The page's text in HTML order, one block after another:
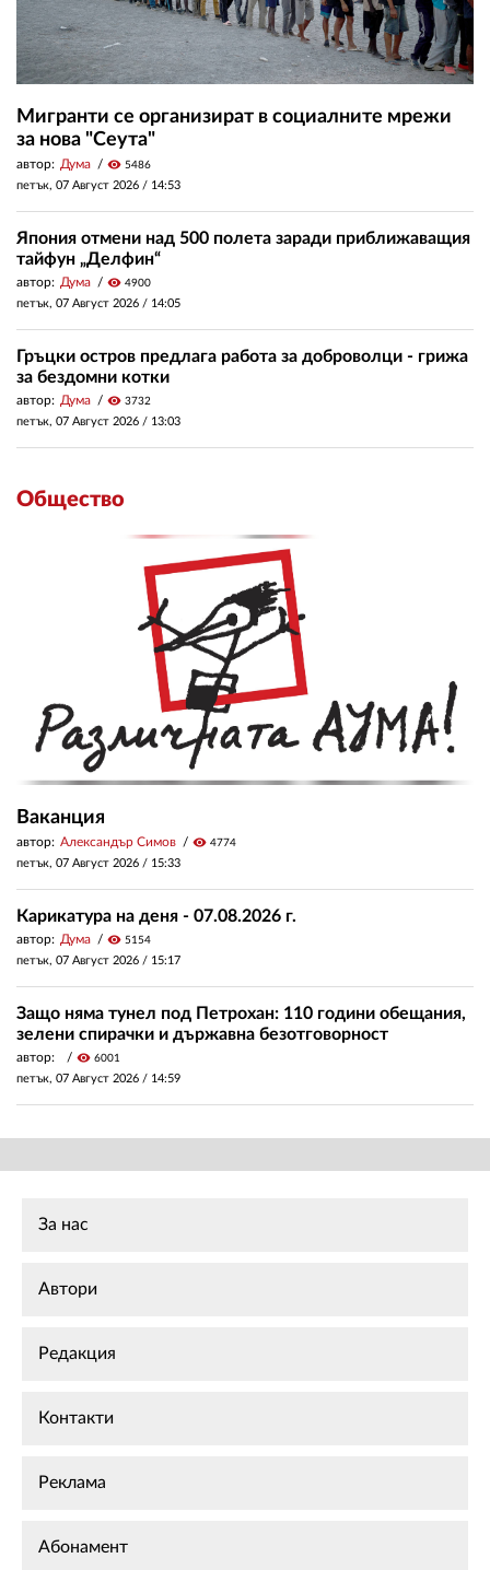
Мигранти се организират в социалните мрежи
за нова "Сеута"
автор: Дума visibility 5486
петък, 07 Август 2026 / 14:53
Япония отмени над 500 полета заради приближаващия
тайфун „Делфин“
автор: Дума visibility 4900
петък, 07 Август 2026 / 14:05
Гръцки остров предлага работа за доброволци - грижа
за бездомни котки
автор: Дума visibility 3732
петък, 07 Август 2026 / 13:03
Общество
Ваканция
автор: Александър Симов visibility 4774
петък, 07 Август 2026 / 15:33
Карикатура на деня - 07.08.2026 г.
автор: Дума visibility 5154
петък, 07 Август 2026 / 15:17
Защо няма тунел под Петрохан: 110 години обещания,
зелени спирачки и държавна безотговорност
автор: visibility 6001
петък, 07 Август 2026 / 14:59
За нас
Автори
Редакция
Контакти
Реклама
Абонамент